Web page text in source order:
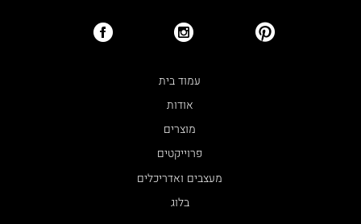
עמוד בית
אודות
מוצרים
פרוייקטים
מעצבים ואדריכלים
בלוג